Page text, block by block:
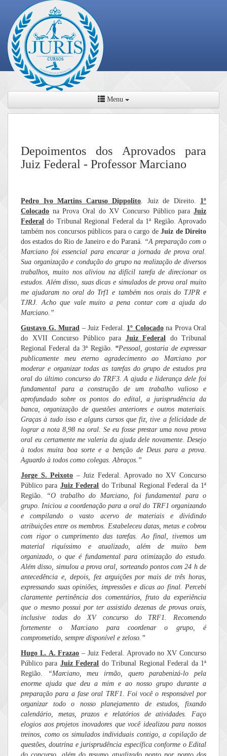
Menu
Depoimentos dos Aprovados para
Juiz Federal - Professor Marciano
Pedro Ivo Martins Caruso Dippolito. Juiz de Direito. 1º
Colocado na Prova Oral do XV Concurso Público para Juiz
Federal do Tribunal Regional Federal da 1ª Região. Aprovado
também nos concursos públicos para o cargo deJuiz de Direito
dos estados do Rio de Janeiro e do Paraná. “A preparação com o
Marciano foi essencial para encarar a jornada de prova oral.
Sua organização e condução do grupo na realização de diversos
trabalhos, muito nos aliviou na difícil tarefa de direcionar os
estudos. Além disso, suas dicas e simulados de prova oral muito
me ajudaram no oral do Trf1 e também nos orais do TJPR e
TJRJ.
Acho que vale muito a pena contar com a ajuda do
Marciano.”
Gustavo G. Murad – Juiz Federal. 1º Colocadona Prova Oral
do XVII Concurso Público para Juiz Federal do Tribunal
Regional Federal da 3ª Região. “Pessoal, gostaria de expressar
publicamente meu eterno agradecimento ao Marciano por
moderar e organizar todas as tarefas do grupo de estudos pra
oral do último concurso do TRF3. A ajuda e liderança dele foi
fundamental para a construção de um trabalho valioso e
aprofundado sobre os pontos do edital, a jurisprudência da
banca, organização de questões anteriores e outros materiais.
Graças à tudo isso e alguns cursos que fiz, tive a felicidade de
lograr a nota 8,98 na oral. Se eu fosse prestar uma nova prova
oral eu certamente me valeria da ajuda dele novamente. Desejo
à todos muita boa sorte e a benção de Deus para a prova.
Aguardo à todos como colegas. Abraços.”
Jorge S. Peixoto – Juiz Federal. Aprovado no XV Concurso
Público para Juiz Federal do Tribunal Regional Federal da 1ª
Região.
“O trabalho do Marciano, foi fundamental para o
grupo. Iniciou a coordenação para a oral do TRF1 organizando
e compilando o vasto acervo de materiais e dividindo
atribuições entre os membros. Estabeleceu datas, metas e cobrou
com rigor o cumprimento das tarefas. Ao final, tivemos um
material riquíssimo e atualizado, além de muito bem
organizado, o que é fundamental para otimização do estudo.
Além disso, simulou a prova oral, sorteando pontos com 24 h de
antecedência e, depois, fez arguições por mais de três horas,
expressando suas opiniões, impressões e dicas ao final. Percebi
claramente pertinência dos comentários, fruto da experiência
que o mesmo possui por ter assistido dezenas de provas orais,
inclusive todas do XV concurso do TRF1. Recomendo
fortemente o Marciano para coordenar o grupo, é
comprometido, sempre disponível e zeloso.”
Hugo L. A. Frazao – Juiz Federal. Aprovado no XV Concurso
Público para Juiz Federal do Tribunal Regional Federal da 1ª
Região.
“Marciano, meu irmão, quero parabenizá-lo pela
enorme ajuda que deu a mim e ao nosso grupo durante a
preparação para a fase oral TRF1. Foi você o responsável por
organizar todo o nosso planejamento de estudos, fixando
calendário, metas, prazos e relatórios de atividades. Faço
elogios aos projetos inovadores que você idealizou para nossos
treinos, como os simulados individuais contigo, a copilação de
questões, doutrina e jurisprudência específica conforme o Edital